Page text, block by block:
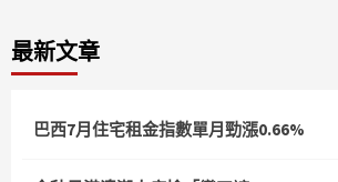
最新文章
巴西7月住宅租金指數單月勁漲0.66%